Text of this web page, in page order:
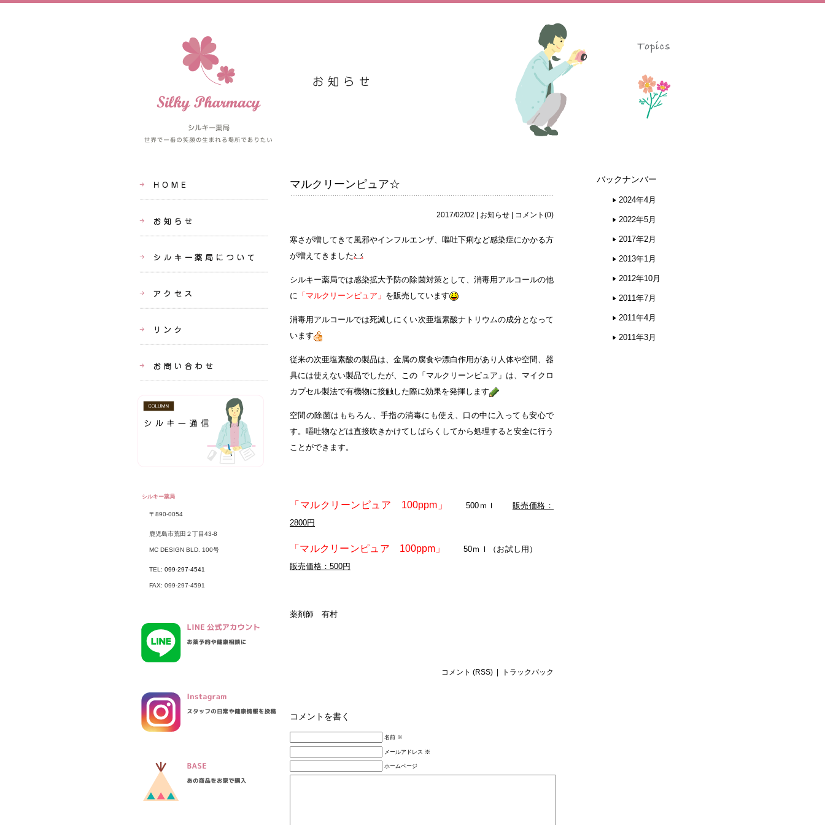
シルキー薬局
〒890-0054
鹿児島市荒田２丁目43-8
MC DESIGN BLD. 100号
TEL: 099-297-4541
FAX: 099-297-4591
マルクリーンピュア☆
2017/02/02 | お知らせ コメント(0)
寒さが増してきて風邪やインフルエンザ、嘔吐下痢など感染症にかかる方
が増えてきました
シルキー薬局では感染拡大予防の除菌対策として、消毒用アルコールの他
に 「マルクリーンピュア」 を販売しています
消毒用アルコールでは死滅しにくい次亜塩素酸ナトリウムの成分となって
います
従来の次亜塩素酸の製品は、金属の腐食や漂白作用があり人体や空間、器
具には使えない製品でしたが、この「マルクリーンピュア」は、マイクロ
カプセル製法で有機物に接触した際に効果を発揮します
空間の除菌はもちろん、手指の消毒にも使え、口の中に入っても安心で
す。嘔吐物などは直接吹きかけてしばらくしてから処理すると安全に行う
ことができます。
「マルクリーンピュア 100ppm」 500ｍｌ 販売価格：
2800円
「マルクリーンピュア 100ppm」
50ｍｌ（お試し用）
販売価格：500円
薬剤師 有村
コメント (RSS) | トラックバック
コメントを書く
名前 ※
メールアドレス ※
ホームページ
バックナンバー
2024年4月
2022年5月
2017年2月
2013年1月
2012年10月
2011年7月
2011年4月
2011年3月